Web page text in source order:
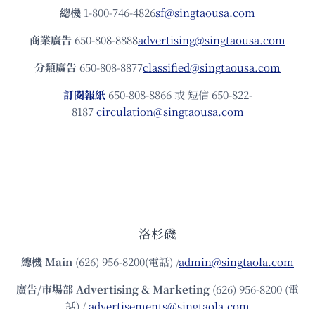
總機 1-800-746-4826sf@singtaousa.com
商業廣告 650-808-8888advertising@singtaousa.com
分類廣告 650-808-8877classified@singtaousa.com
訂閱報紙 650-808-8866 或 短信 650-822-
8187circulation@singtaousa.com
洛杉磯
總機Main (626) 956-8200(電話) /admin@singtaola.com
廣告/市場部Advertising & Marketing (626) 956-8200 (電